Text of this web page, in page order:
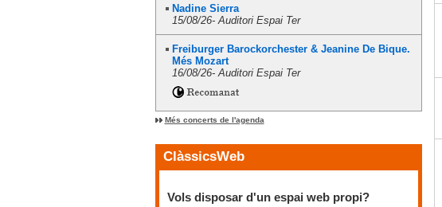
Nadine Sierra
15/08/26-Auditori Espai Ter
Freiburger Barockorchester & Jeanine De Bique.
Més Mozart
16/08/26-Auditori Espai Ter
Més concerts de l'agenda
ClàssicsWeb
Vols disposar d'un espai web propi?